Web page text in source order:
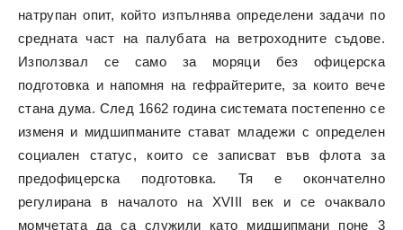
натрупан опит, който изпълнява определени задачи по
средната част на палубата на ветроходните съдове.
Използвал се само за моряци без офицерска
подготовка и напомня на гефрайтерите, за които вече
стана дума. След 1662 година системата постепенно се
изменя и мидшипманите стават младежи с определен
социален статус, които се записват във флота за
предофицерска подготовка. Тя е окончателно
регулирана в началото на XVIII век и се очаквало
момчетата да са служили като мидшипмани поне 3